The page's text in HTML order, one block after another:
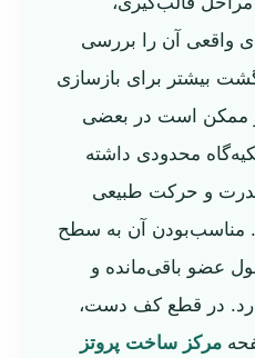
واقعی آن را بررسی
بیشتر برای بازسازی
ممکن است در بعضی
محدودی داشته
و حرکت طبیعی
مناسب‌بودن آن به سطح
عضو باقی‌مانده و
در قطع کف دست،
مرکز ساخت پروتز